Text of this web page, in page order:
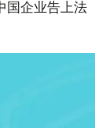
国企业告上法